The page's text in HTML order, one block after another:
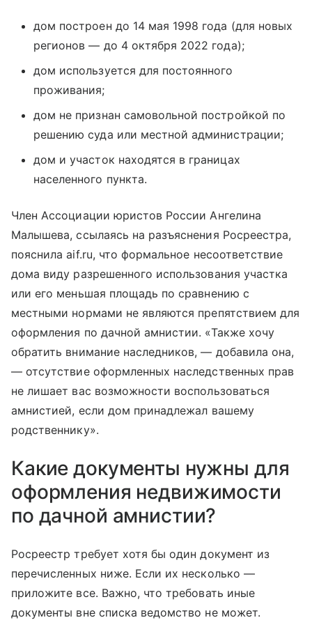
дом построен до 14 мая 1998 года (для новых
регионов — до 4 октября 2022 года);
дом используется для постоянного
проживания;
дом не признан самовольной постройкой по
решению суда или местной администрации;
дом и участок находятся в границах
населенного пункта.
Член Ассоциации юристов России Ангелина
Малышева, ссылаясь на разъяснения Росреестра,
пояснила aif.ru, что формальное несоответствие
дома виду разрешенного использования участка
или его меньшая площадь по сравнению с
местными нормами не являются препятствием для
оформления по дачной амнистии. «Также хочу
обратить внимание наследников, — добавила она,
— отсутствие оформленных наследственных прав
не лишает вас возможности воспользоваться
амнистией, если дом принадлежал вашему
родственнику».
Какие документы нужны для
оформления недвижимости
по дачной амнистии?
Росреестр требует хотя бы один документ из
перечисленных ниже. Если их несколько —
приложите все. Важно, что требовать иные
документы вне списка ведомство не может.